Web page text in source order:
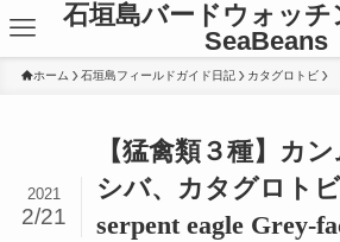
石垣島バードウォッチ
SeaBeans
ホーム 石垣島フィールドガイド日記 カタグロトビ
【猛禽類３種】カ
シバ、カタグロト
serpent eagle Grey-
2021
2/21